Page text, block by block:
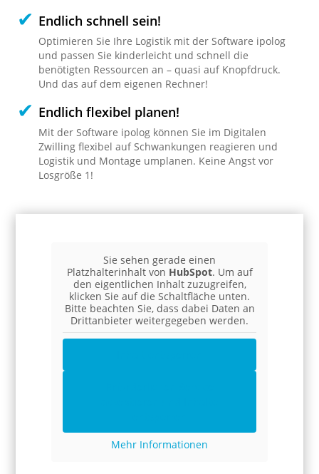
Endlich schnell sein!
Optimieren Sie Ihre Logistik mit der Software ipolog
und passen Sie kinderleicht und schnell die
benötigten Ressourcen an – quasi auf Knopfdruck.
Und das auf dem eigenen Rechner!
Endlich flexibel planen!
Mit der Software ipolog können Sie im Digitalen
Zwilling flexibel auf Schwankungen reagieren und
Logistik und Montage umplanen. Keine Angst vor
Losgröße 1!
Sie sehen gerade einen
Platzhalterinhalt von HubSpot. Um auf
den eigentlichen Inhalt zuzugreifen,
klicken Sie auf die Schaltfläche unten.
Bitte beachten Sie, dass dabei Daten an
Drittanbieter weitergegeben werden.
Mehr Informationen